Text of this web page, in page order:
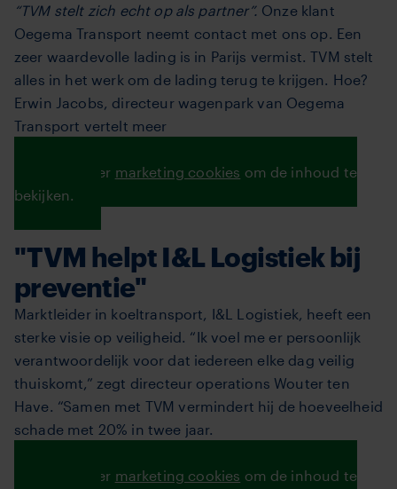
“TVM stelt zich echt op als partner”. Onze klant
Oegema Transport neemt contact met ons op. Een
zeer waardevolle lading is in Parijs vermist. TVM stelt
alles in het werk om de lading terug te krijgen. Hoe?
Erwin Jacobs, directeur wagenpark van Oegema
Transport vertelt meer
Accepteer marketing cookies om de inhoud te
bekijken.
"TVM helpt I&L Logistiek bij
preventie"
Marktleider in koeltransport, I&L Logistiek, heeft een
sterke visie op veiligheid. “Ik voel me er persoonlijk
verantwoordelijk voor dat iedereen elke dag veilig
thuiskomt,” zegt directeur operations Wouter ten
Have. “Samen met TVM vermindert hij de hoeveelheid
schade met 20% in twee jaar.
Accepteer marketing cookies om de inhoud te